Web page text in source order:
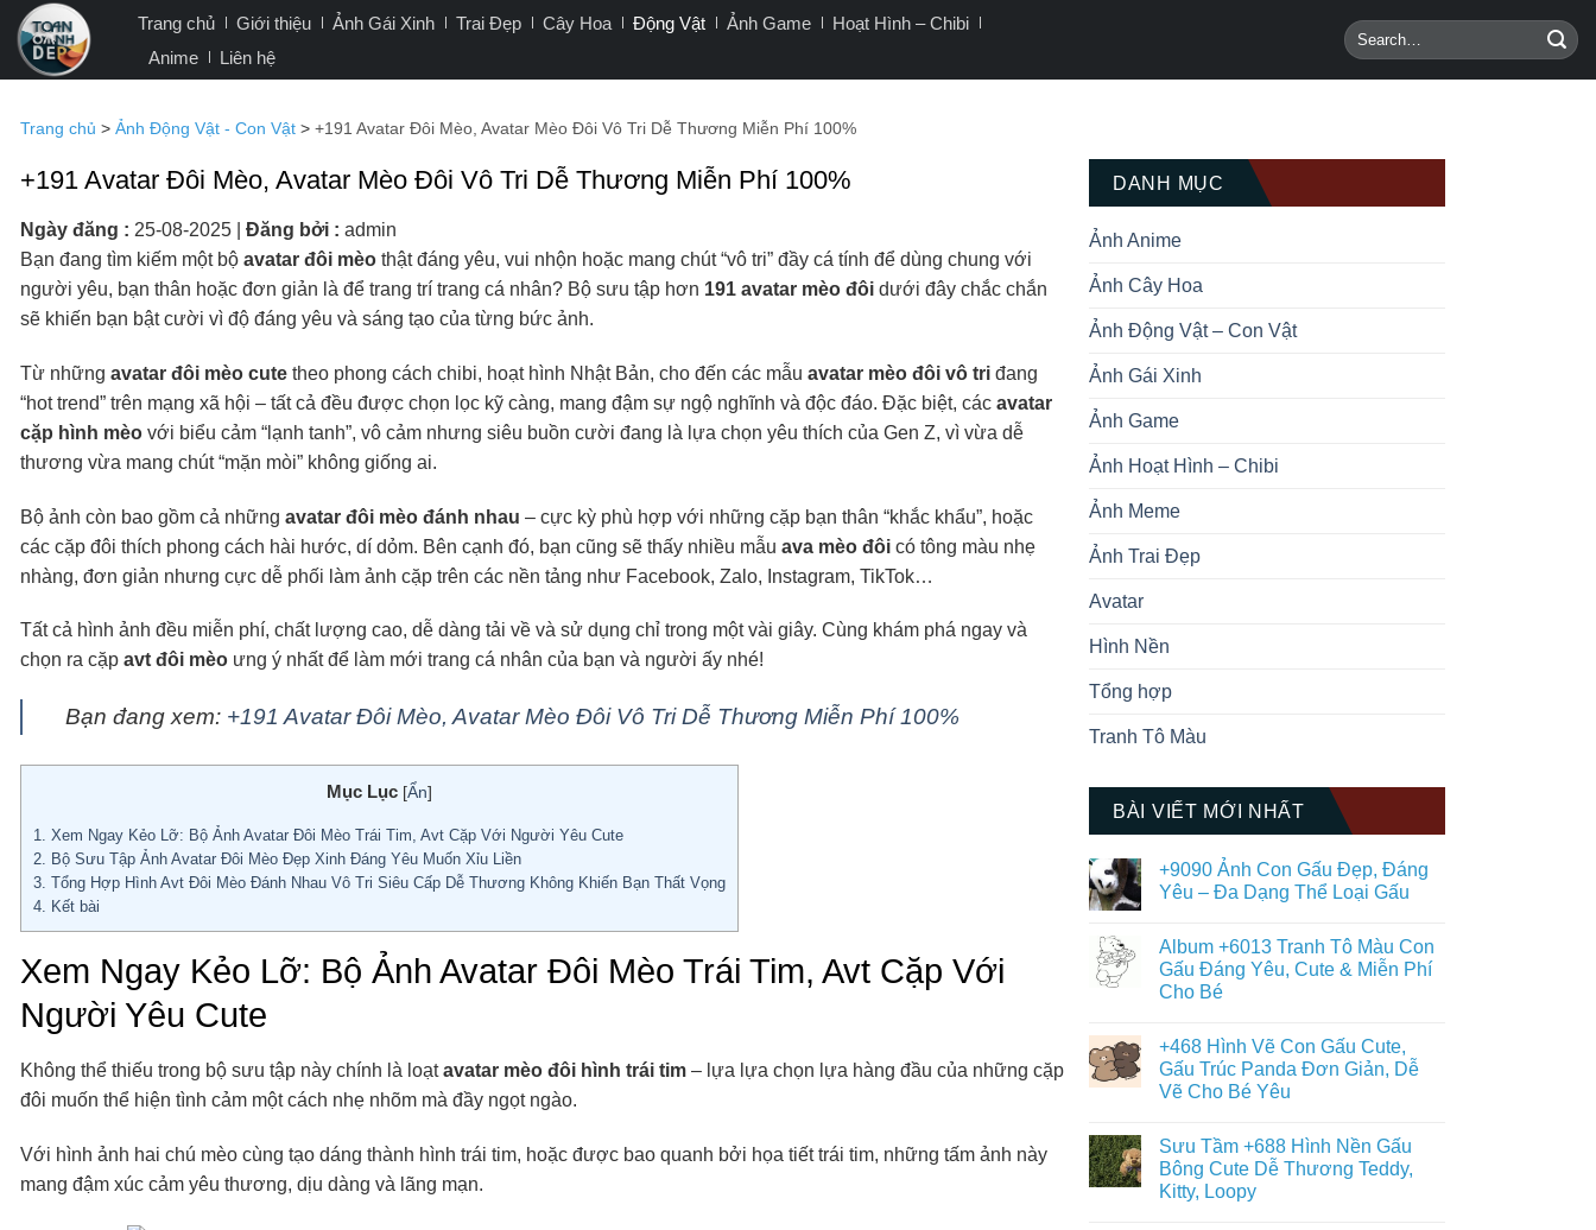
qua
Trang chủ Giới thiệu Ảnh Gái Xinh Trai Đẹp Cây Hoa Động Vật Ảnh Game
Hoạt Hình – Chibi
Anime
Liên hệ
Trang chủ > Ảnh Động Vật - Con Vật > +191 Avatar Đôi Mèo, Avatar Mèo Đôi Vô Tri Dễ Thương Miễn Phí 100%
+191 Avatar Đôi Mèo, Avatar Mèo Đôi Vô Tri Dễ Thương Miễn Phí 100%
Ngày đăng : 25-08-2025 Đăng bởi : admin
Bạn đang tìm kiếm một bộ avatar đôi mèo thật đáng yêu, vui nhộn hoặc mang chút “vô tri” đầy cá tính để dùng chung với
người yêu, bạn thân hoặc đơn giản là để trang trí trang cá nhân? Bộ sưu tập hơn 191 avatar mèo đôi dưới đây chắc chắn
sẽ khiến bạn bật cười vì độ đáng yêu và sáng tạo của từng bức ảnh.
Từ những avatar đôi mèo cute theo phong cách chibi, hoạt hình Nhật Bản, cho đến các mẫu avatar mèo đôi vô tri đang
“hot trend” trên mạng xã hội – tất cả đều được chọn lọc kỹ càng, mang đậm sự ngộ nghĩnh và độc đáo. Đặc biệt, các avatar
cặp hình mèo với biểu cảm “lạnh tanh”, vô cảm nhưng siêu buồn cười đang là lựa chọn yêu thích của Gen Z, vì vừa dễ
thương vừa mang chút “mặn mòi” không giống ai.
Bộ ảnh còn bao gồm cả những avatar đôi mèo đánh nhau – cực kỳ phù hợp với những cặp bạn thân “khắc khẩu”, hoặc
các cặp đôi thích phong cách hài hước, dí dỏm. Bên cạnh đó, bạn cũng sẽ thấy nhiều mẫu ava mèo đôi có tông màu nhẹ
nhàng, đơn giản nhưng cực dễ phối làm ảnh cặp trên các nền tảng như Facebook, Zalo, Instagram, TikTok…
Tất cả hình ảnh đều miễn phí, chất lượng cao, dễ dàng tải về và sử dụng chỉ trong một vài giây. Cùng khám phá ngay và
chọn ra cặp avt đôi mèo ưng ý nhất để làm mới trang cá nhân của bạn và người ấy nhé!
Bạn đang xem: +191 Avatar Đôi Mèo, Avatar Mèo Đôi Vô Tri Dễ Thương Miễn Phí 100%
Mục Lục [Ẩn]
1. Xem Ngay Kẻo Lỡ: Bộ Ảnh Avatar Đôi Mèo Trái Tim, Avt Cặp Với Người Yêu Cute
2. Bộ Sưu Tập Ảnh Avatar Đôi Mèo Đẹp Xinh Đáng Yêu Muốn Xỉu Liền
3. Tổng Hợp Hình Avt Đôi Mèo Đánh Nhau Vô Tri Siêu Cấp Dễ Thương Không Khiến Bạn Thất Vọng
4. Kết bài
Xem Ngay Kẻo Lỡ: Bộ Ảnh Avatar Đôi Mèo Trái Tim, Avt Cặp Với
Người Yêu Cute
Không thể thiếu trong bộ sưu tập này chính là loạtavatar mèo đôi hình trái tim – lựa lựa chọn lựa hàng đầu của những cặp
đôi muốn thể hiện tình cảm một cách nhẹ nhõm mà đầy ngọt ngào.
Với hình ảnh hai chú mèo cùng tạo dáng thành hình trái tim, hoặc được bao quanh bởi họa tiết trái tim, những tấm ảnh này
mang đậm xúc cảm yêu thương, dịu dàng và lãng mạn.
DANH MỤC
Ảnh Anime
Ảnh Cây Hoa
Ảnh Động Vật – Con Vật
Ảnh Gái Xinh
Ảnh Game
Ảnh Hoạt Hình – Chibi
Ảnh Meme
Ảnh Trai Đẹp
Avatar
Hình Nền
Tổng hợp
Tranh Tô Màu
BÀI VIẾT MỚI NHẤT
+9090 Ảnh Con Gấu Đẹp, Đáng
Yêu – Đa Dạng Thể Loại Gấu
bình
luận
ở
+9090
Gấu
Đẹp,
Đáng
Yêu
–
Thể
Loại
Gấu
Album +6013 Tranh Tô Màu Con
Gấu Đáng Yêu, Cute & Miễn Phí
Cho Bé
bình
luận
ở
Album
Tô
Màu
Con
Gấu
Đáng
+468 Hình Vẽ Con Gấu Cute,
Gấu Trúc Panda Đơn Giản, Dễ
Vẽ Cho Bé Yêu
bình
luận
ở
+468
Sưu Tầm +688 Hình Nền Gấu
Bông Cute Dễ Thương Teddy,
Kitty, Loopy